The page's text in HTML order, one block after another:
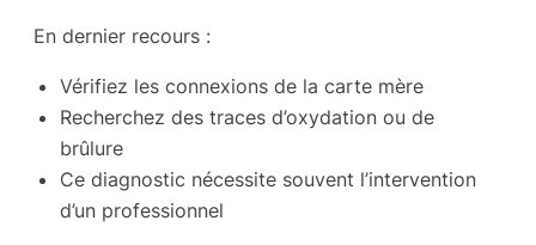
En dernier recours :
Vérifiez les connexions de la carte mère
Recherchez des traces d’oxydation ou de
brûlure
Ce diagnostic nécessite souvent l’intervention
d’un professionnel